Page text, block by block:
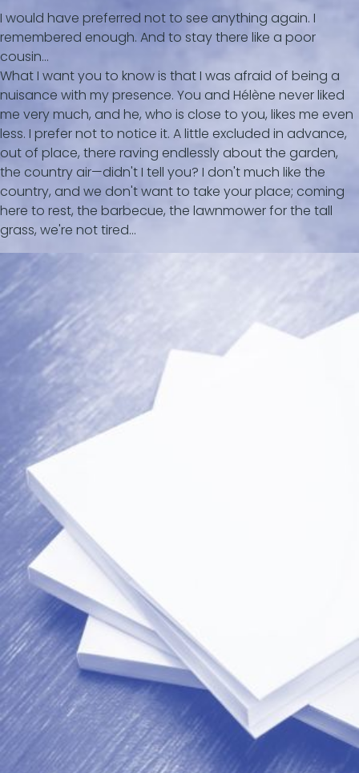
I would have preferred not to see anything again. I
remembered enough. And to stay there like a poor
cousin...
What I want you to know is that I was afraid of being a
nuisance with my presence. You and Hélène never liked
me very much, and he, who is close to you, likes me even
less. I prefer not to notice it. A little excluded in advance,
out of place, there raving endlessly about the garden,
the country air—didn't I tell you? I don't much like the
country, and we don't want to take your place; coming
here to rest, the barbecue, the lawnmower for the tall
grass, we're not tired...